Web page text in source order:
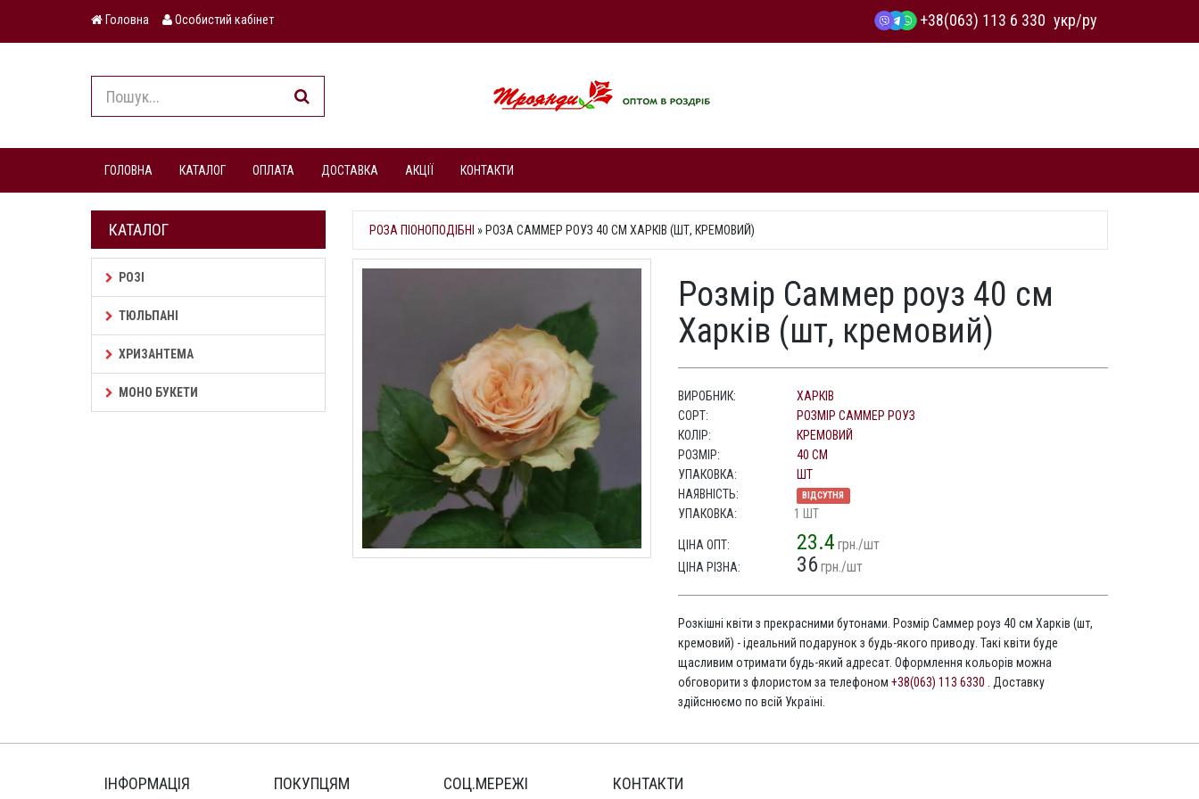
Головна Особистий кабінет +38(063) 113 6 330 укр/ру
ГОЛОВНА КАТАЛОГ ОПЛАТА ДОСТАВКА АКЦІЇ КОНТАКТИ
КАТАЛОГ
РОЗІ
ТЮЛЬПАНІ
ХРИЗАНТЕМА
МОНО БУКЕТИ
РОЗА ПІОНОПОДІБНІ » РОЗА САММЕР РОУЗ 40 СМ ХАРКІВ (ШТ, КРЕМОВИЙ)
Розмір Саммер роуз 40 см
Харків (шт, кремовий)
ВИРОБНИК:
ХАРКІВ
СОРТ:
РОЗМІР САММЕР РОУЗ
КОЛІР:
КРЕМОВИЙ
РОЗМІР:
40 СМ
УПАКОВКА:
ШТ
НАЯВНІСТЬ:
ВІДСУТНЯ
УПАКОВКА: 1 ШТ
ЦІНА ОПТ: 23.4 грн./шт
ЦІНА РІЗНА: 36 грн./шт
Розкішні квіти з прекрасними бутонами. Розмір Саммер роуз 40 см Харків (шт,
кремовий) - ідеальний подарунок з будь-якого приводу. Такі квіти буде
щасливим отримати будь-який адресат. Оформлення кольорів можна
обговорити з флористом за телефоном+38(063) 113 6330 . Доставку
здійснюємо по всій Україні.
ІНФОРМАЦІЯ ПОКУПЦЯМ СОЦ.МЕРЕЖІ КОНТАКТИ